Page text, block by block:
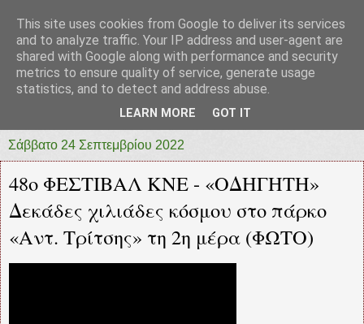
prototypia
"ΠΡΩΤΟΤΥΠΙΑ" * ΑΝΕΞΑΡΤΗΤΗ-ΗΛΕΚΤΡΟΝΙΚΗ-
Σάββατο 24 Σεπτεμβρίου 2022
48ο ΦΕΣΤΙΒΑΛ ΚΝΕ - «ΟΔΗΓΗΤΗ»
Δεκάδες χιλιάδες κόσμου στο πάρκο
«Αντ. Τρίτσης» τη 2η μέρα (ΦΩΤΟ)
This site uses cookies from Google to deliver its services
and to analyze traffic. Your IP address and user-agent are
shared with Google along with performance and security
metrics to ensure quality of service, generate usage
statistics, and to detect and address abuse.
LEARN MORE GOT IT